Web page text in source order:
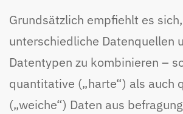
Grundsätzlich empfiehlt es sich,
unterschiedliche Datenquellen
Datentypen zu kombinieren –
quantitative („harte“) als auch
(„weiche“) Daten aus